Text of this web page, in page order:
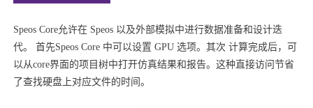
Speos Core允许在 Speos 以及外部模拟中进行数据准备和设计迭
代。 首先Speos Core 中可以设置 GPU 选项。其次 计算完成后，可
以从core界面的项目树中打开仿真结果和报告。这种直接访问节省
了查找硬盘上对应文件的时间。